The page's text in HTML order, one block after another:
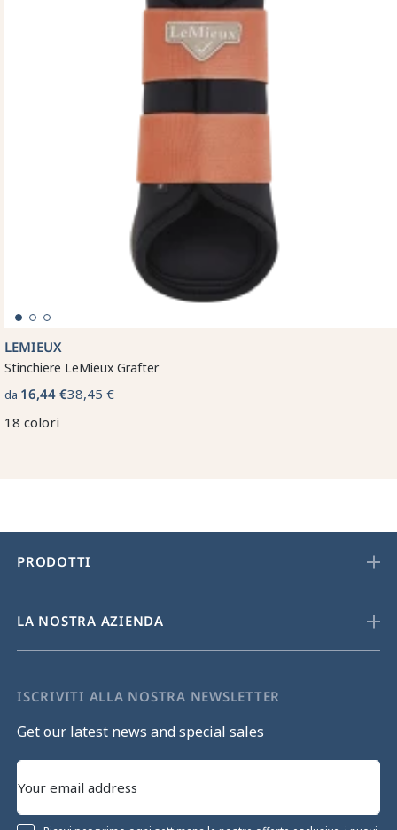
LEMIEUX
Stinchiere LeMieux Grafter
da 16,44 €38,45 €
18 colori
PRODOTTI
LA NOSTRA AZIENDA
ISCRIVITI ALLA NOSTRA NEWSLETTER
Get our latest news and special sales